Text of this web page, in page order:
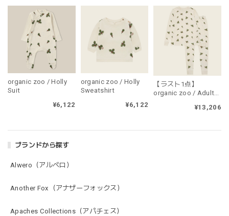
ブランドから探す
Alwero（アルベロ）
Another Fox（アナザーフォックス）
Apaches Collections（アパチェス）
organic zoo / Holly
Suit
¥6,122
organic zoo / Holly
Sweatshirt
¥6,122
【ラスト1点】
organic zoo / Adult
上下セット販売）¥13,206